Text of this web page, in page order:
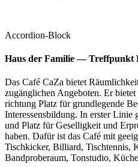
Accordion-Block
Haus der Fami­lie — Treff­punkt
Das Café CaZa bie­tet
zugäng­li­chen Ange­bo­ten. Er
rich­tung Platz für grund­le­gen­de
Inter­es­sens­bil­dung. In ers­ter Linie
und Platz für Gesel­lig­keit und
haben. Dafür ist das Café mit
Tisch­ki­cker, Bil­li­ard, Tisch­ten­nis,
Band­pro­be­raum, Ton­stu­dio,